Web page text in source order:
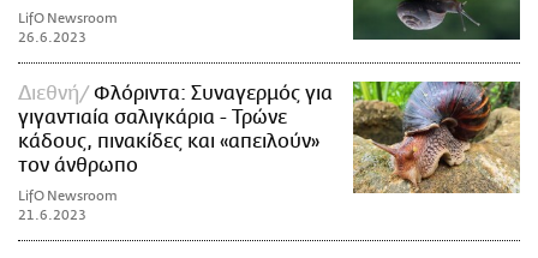
LifO Newsroom
26.6.2023
Διεθνή
Φλόριντα: Συναγερμός για
γιγαντιαία σαλιγκάρια - Τρώνε
κάδους, πινακίδες και «απειλούν»
τον άνθρωπο
LifO Newsroom
21.6.2023